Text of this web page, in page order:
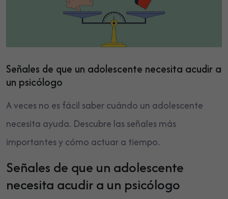
Señales de que un adolescente necesita acudir a
un psicólogo
A veces no es fácil saber cuándo un adolescente
necesita ayuda. Descubre las señales más
importantes y cómo actuar a tiempo.
Señales de que un adolescente
necesita acudir a un psicólogo